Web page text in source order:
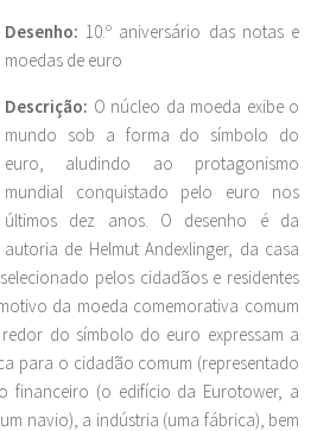
Desenho: 10.º aniversário das notas e
moedas de euro
Descrição: O núcleo da moeda exibe o
mundo sob a forma do símbolo do
euro, aludindo ao protagonismo
mundial conquistado pelo euro nos
últimos dez anos. O desenho é da
autoria de Helmut Andexlinger, da casa
pelos cidadãos e residentes
da moeda comemorativa comum
redor do símbolo do euro expressam a
para o cidadão comum (representado
financeiro (o edifício da Eurotower, a
navio), a indústria (uma fábrica), bem